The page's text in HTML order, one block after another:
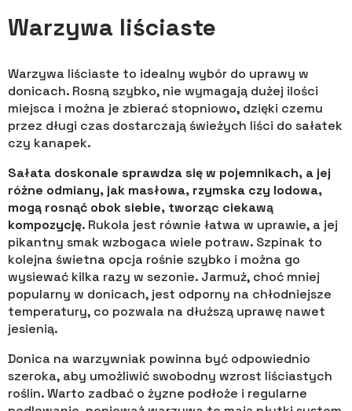
Warzywa liściaste
Warzywa liściaste to idealny wybór do uprawy w
donicach. Rosną szybko, nie wymagają dużej ilości
miejsca i można je zbierać stopniowo, dzięki czemu
przez długi czas dostarczają świeżych liści do sałatek
czy kanapek.
Sałata doskonale sprawdza się w pojemnikach, a jej
różne odmiany, jak masłowa, rzymska czy lodowa,
mogą rosnąć obok siebie, tworząc ciekawą
kompozycję. Rukola jest równie łatwa w uprawie, a jej
pikantny smak wzbogaca wiele potraw. Szpinak to
kolejna świetna opcja rośnie szybko i można go
wysiewać kilka razy w sezonie. Jarmuż, choć mniej
popularny w donicach, jest odporny na chłodniejsze
temperatury, co pozwala na dłuższą uprawę nawet
jesienią.
Donica na warzywniak powinna być odpowiednio
szeroka, aby umożliwić swobodny wzrost liściastych
roślin. Warto zadbać o żyzne podłoże i regularne